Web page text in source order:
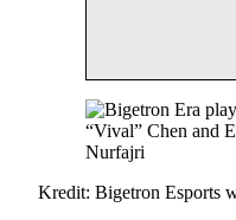
Kredit: Bigetron Esports